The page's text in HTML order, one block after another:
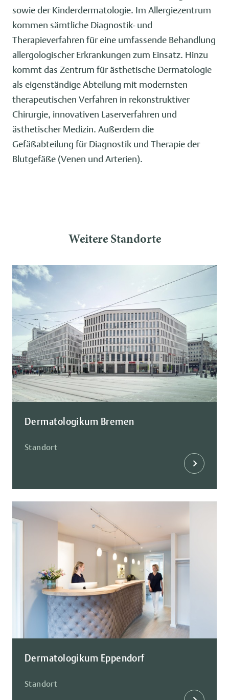
sowie der Kinderdermatologie. Im Allergiezentrum
kommen sämtliche Diagnostik- und
Therapieverfahren für eine umfassende Behandlung
allergologischer Erkrankungen zum Einsatz. Hinzu
kommt das Zentrum für ästhetische Dermatologie
als eigenständige Abteilung mit modernsten
therapeutischen Verfahren in rekonstruktiver
Chirurgie, innovativen Laserverfahren und
ästhetischer Medizin. Außerdem die
Gefäßabteilung für Diagnostik und Therapie der
Blutgefäße (Venen und Arterien).
Weitere Standorte
Dermatologikum Bremen
Standort
Dermatologikum Eppendorf
Standort